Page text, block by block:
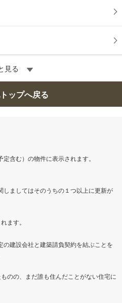
見る
ップへ戻る
含む）の物件に表示されます。
ましてはそのうちの１つ以上に更新が
ます。
建設会社と建築請負契約を結ぶことを
のの、まだ誰も住んだことがない住宅に